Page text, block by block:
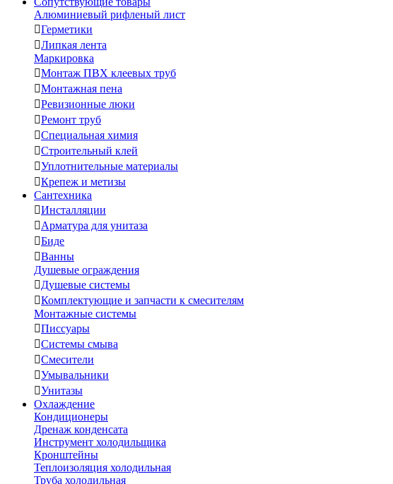
Алюминиевый рифленый лист
Герметики
Липкая лента
Маркировка
Монтаж ПВХ клеевых труб
Монтажная пена
Ревизионные люки
Ремонт труб
Специальная химия
Строительный клей
Уплотнительные материалы
Крепеж и метизы
Сантехника
Инсталляции
Арматура для унитаза
Биде
Ванны
Душевые ограждения
Душевые системы
Комплектующие и запчасти к смесителям
Монтажные системы
Писсуары
Системы смыва
Смесители
Умывальники
Унитазы
Охлаждение
Кондиционеры
Дренаж конденсата
Инструмент холодильщика
Кронштейны
Теплоизоляция холодильная
Труба холодильная